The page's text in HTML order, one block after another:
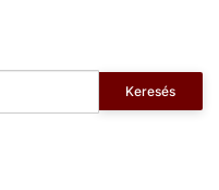
Keresés